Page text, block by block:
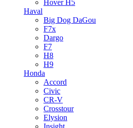
Hover H5
Haval
Big Dog DaGou
F7x
Dargo
F7
H8
H9
Honda
Accord
Civic
CR-V
Crosstour
Elysion
Insight